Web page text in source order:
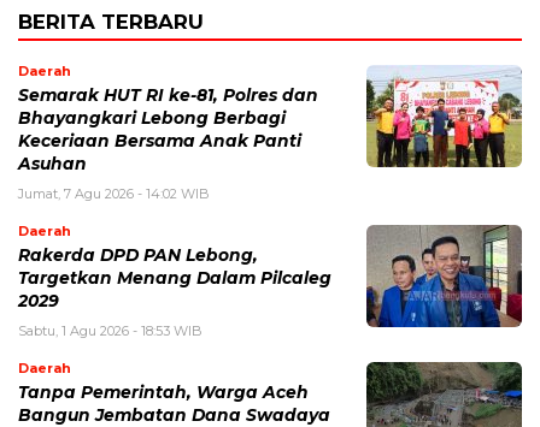
BERITA TERBARU
Daerah
Semarak HUT RI ke-81, Polres dan
Bhayangkari Lebong Berbagi
Keceriaan Bersama Anak Panti
Asuhan
Jumat, 7 Agu 2026 - 14:02 WIB
Daerah
Rakerda DPD PAN Lebong,
Targetkan Menang Dalam Pilcaleg
2029
Sabtu, 1 Agu 2026 - 18:53 WIB
Daerah
Tanpa Pemerintah, Warga Aceh
Bangun Jembatan Dana Swadaya